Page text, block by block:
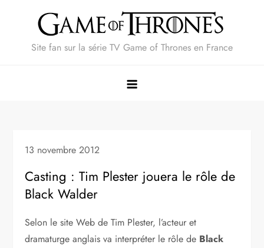
Site fan sur la série TV Game of Thrones en France
13 novembre 2012
Casting : Tim Plester jouera le rôle de
Black Walder
Selon le site Web de Tim Plester, l’acteur et
dramaturge anglais va interpréter le rôle de Black